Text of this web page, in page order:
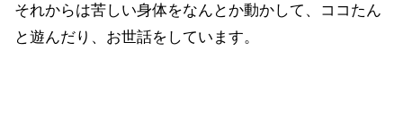
それからは苦しい身体をなんとか動かして、ココたん
と遊んだり、お世話をしています。